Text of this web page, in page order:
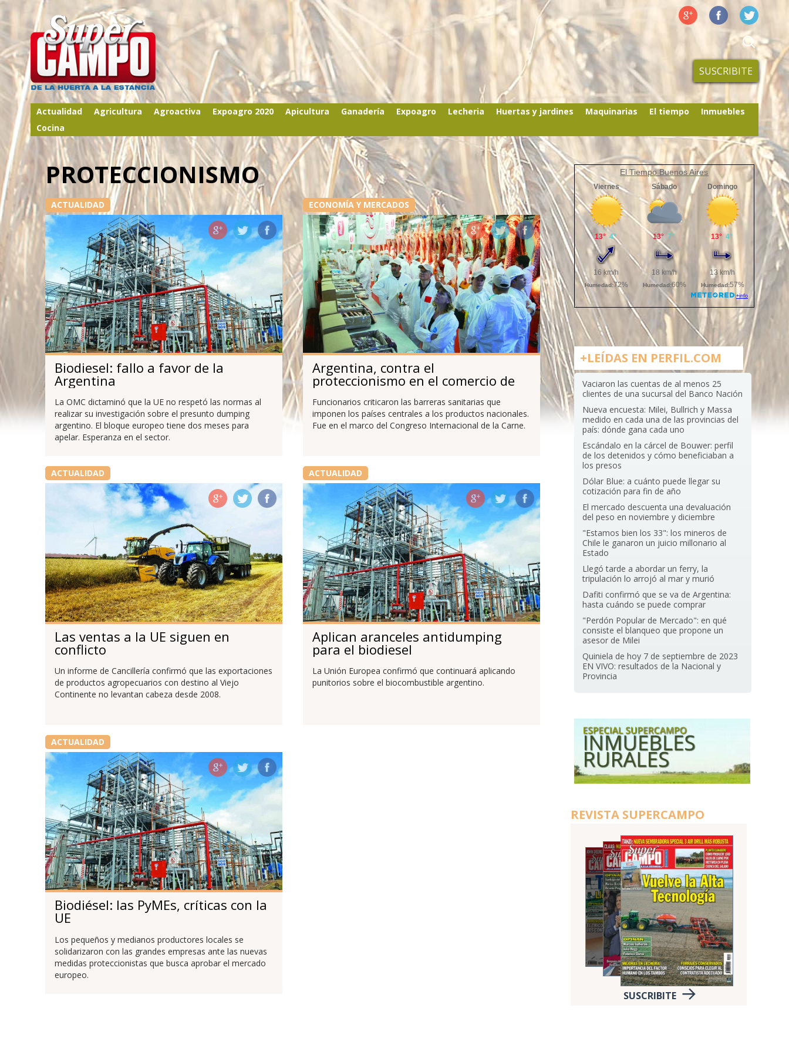
SUSCRIBITE
Actualidad Agricultura Agroactiva Expoagro 2020 Apicultura Ganadería Expoagro Lecheria Huertas y jardines Maquinarias El tiempo
Inmuebles
Cocina
PROTECCIONISMO
ACTUALIDAD
Biodiesel: fallo a favor de la
Argentina
La OMC dictaminó que la UE no respetó las normas al
realizar su investigación sobre el presunto dumping
argentino. El bloque europeo tiene dos meses para
apelar. Esperanza en el sector.
ECONOMÍA Y MERCADOS
Argentina, contra el
proteccionismo en el comercio de
carne
Funcionarios criticaron las barreras sanitarias que
imponen los países centrales a los productos nacionales.
Fue en el marco del Congreso Internacional de la Carne.
ACTUALIDAD
Las ventas a la UE siguen en
conflicto
Un informe de Cancillería confirmó que las exportaciones
de productos agropecuarios con destino al Viejo
Continente no levantan cabeza desde 2008.
ACTUALIDAD
Aplican aranceles antidumping
para el biodiesel
La Unión Europea confirmó que continuará aplicando
punitorios sobre el biocombustible argentino.
ACTUALIDAD
Biodiésel: las PyMEs, críticas con la
UE
Los pequeños y medianos productores locales se
solidarizaron con las grandes empresas ante las nuevas
medidas proteccionistas que busca aprobar el mercado
europeo.
El Tiempo Buenos Aires
+LEÍDAS EN PERFIL.COM
Vaciaron las cuentas de al menos 25
clientes de una sucursal del Banco Nación
Nueva encuesta: Milei, Bullrich y Massa
medido en cada una de las provincias del
país: dónde gana cada uno
Escándalo en la cárcel de Bouwer: perfil
de los detenidos y cómo beneficiaban a
los presos
Dólar Blue: a cuánto puede llegar su
cotización para fin de año
El mercado descuenta una devaluación
del peso en noviembre y diciembre
"Estamos bien los 33": los mineros de
Chile le ganaron un juicio millonario al
Estado
Llegó tarde a abordar un ferry, la
tripulación lo arrojó al mar y murió
Dafiti confirmó que se va de Argentina:
hasta cuándo se puede comprar
"Perdón Popular de Mercado": en qué
consiste el blanqueo que propone un
asesor de Milei
Quiniela de hoy 7 de septiembre de 2023
EN VIVO: resultados de la Nacional y
Provincia
REVISTA SUPERCAMPO
SUSCRIBITE